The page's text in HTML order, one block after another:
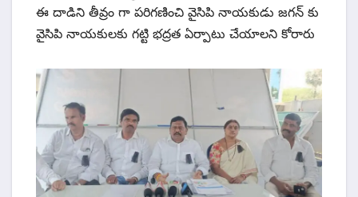
ఈ దాడిని తీవ్రం గా పరిగణించి వైసిపి నాయకుడు జగన్ కు
వైసిపి నాయకులకు గట్టి భద్రత ఏర్పాటు చేయాలని కోరారు